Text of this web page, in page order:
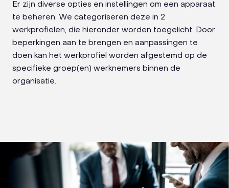
Er zijn diverse opties en instellingen om een apparaat
te beheren. We categoriseren deze in 2
werkprofielen, die hieronder worden toegelicht. Door
beperkingen aan te brengen en aanpassingen te
doen kan het werkprofiel worden afgestemd op de
specifieke groep(en) werknemers binnen de
organisatie.